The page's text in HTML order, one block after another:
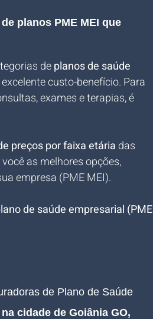
planos PME MEI que
de planos de saúde
custo-benefício. Para
exames e terapias, é
preços por faixa etária das
as melhores opções,
empresa (PME MEI).
de saúde empresarial (PME
de Plano de Saúde
cidade de Goiânia GO,